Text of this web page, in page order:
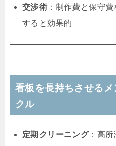
交渉術 ：制作費と保守
すると効果的
看板を長持ちさせる
クル
定期クリーニング：高所